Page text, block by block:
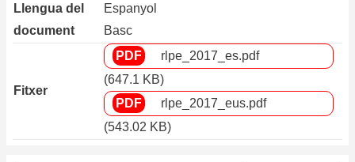
Llengua del
document
Espanyol
Basc
Fitxer
rlpe_2017_es.pdf
(647.1 KB)
rlpe_2017_eus.pdf
(543.02 KB)